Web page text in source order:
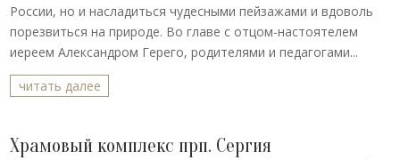
России, но и насладиться чудесными пейзажами и вдоволь
порезвиться на природе. Во главе с отцом-настоятелем
иереем Александром Герего, родителями и педагогами...
читать далее
Храмовый комплекс прп. Сергия